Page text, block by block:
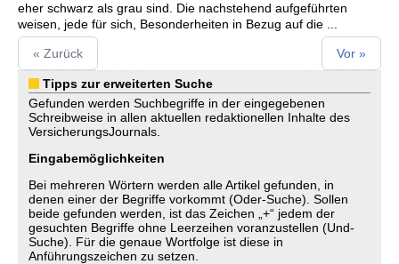
eher schwarz als grau sind. Die nachstehend aufgeführten
weisen, jede für sich, Besonderheiten in Bezug auf die ...
« Zurück Vor »
Tipps zur erweiterten Suche
Gefunden werden Suchbegriffe in der eingegebenen
Schreibweise in allen aktuellen redaktionellen Inhalte des
VersicherungsJournals.
Eingabemöglichkeiten
Bei mehreren Wörtern werden alle Artikel gefunden, in
denen einer der Begriffe vorkommt (Oder-Suche). Sollen
beide gefunden werden, ist das Zeichen „+“ jedem der
gesuchten Begriffe ohne Leerzeihen voranzustellen (Und-
Suche). Für die genaue Wortfolge ist diese in
Anführungszeichen zu setzen.